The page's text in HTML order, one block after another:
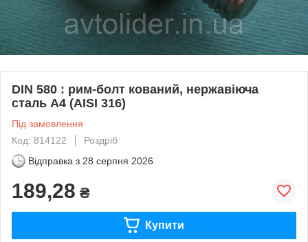
DIN 580 : рим-болт кований, нержавіюча
сталь А4 (AISI 316)
Під замовлення
Код: 814122
Роздріб
Відправка з 28 серпня 2026
189,28 ₴
Купити